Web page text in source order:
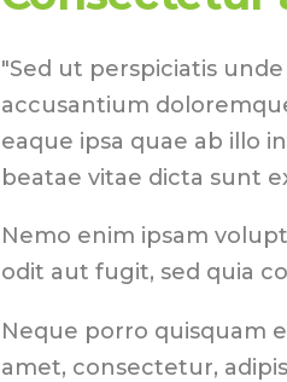
"Sed ut perspiciatis
accusantium
eaque ipsa quae ab illo
beatae vitae dicta sunt
Nemo enim ipsam
odit aut fugit, sed quia
Neque porro quisquam
amet, consectetur,